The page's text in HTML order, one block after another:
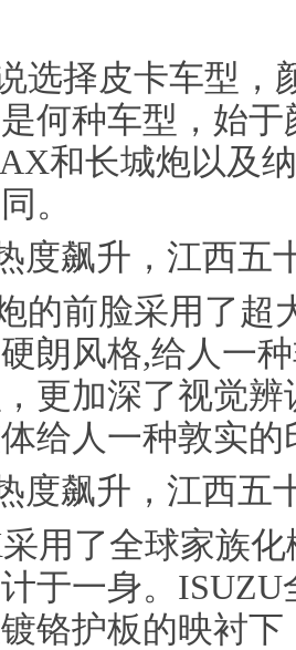
择皮卡车型，
何种车型，始
和长城炮以及
。
前脸采用了超
朗风格,给人一
更加深了视觉
给人一种敦实的
了全球家族化
于一身。
铬护板的映衬